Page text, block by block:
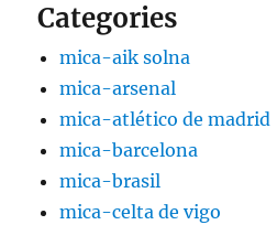
Categories
mica-aik solna
mica-arsenal
mica-atlético de madrid
mica-barcelona
mica-brasil
mica-celta de vigo